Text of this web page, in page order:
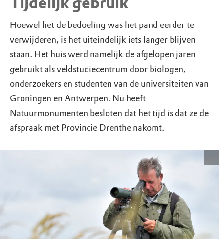
Hoewel het de bedoeling was het pand eerder te
verwijderen, is het uiteindelijk iets langer blijven
staan. Het huis werd namelijk de afgelopen jaren
gebruikt als veldstudiecentrum door biologen,
onderzoekers en studenten van de universiteiten van
Groningen en Antwerpen. Nu heeft
Natuurmonumenten besloten dat het tijd is dat ze de
afspraak met Provincie Drenthe nakomt.